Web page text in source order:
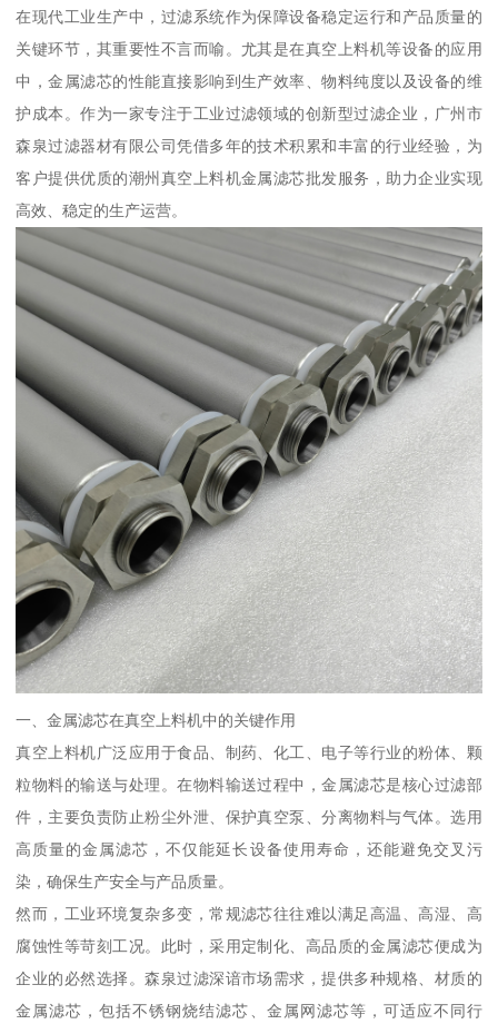
在现代工业生产中，过滤系统作为保障设备稳定运行和产品质量的
关键环节，其重要性不言而喻。尤其是在真空上料机等设备的应用
中，金属滤芯的性能直接影响到生产效率、物料纯度以及设备的维
护成本。作为一家专注于工业过滤领域的创新型过滤企业，广州市
森泉过滤器材有限公司凭借多年的技术积累和丰富的行业经验，为
客户提供优质的潮州真空上料机金属滤芯批发服务，助力企业实现
高效、稳定的生产运营。
一、金属滤芯在真空上料机中的关键作用
真空上料机广泛应用于食品、制药、化工、电子等行业的粉体、颗
粒物料的输送与处理。在物料输送过程中，金属滤芯是核心过滤部
件，主要负责防止粉尘外泄、保护真空泵、分离物料与气体。选用
高质量的金属滤芯，不仅能延长设备使用寿命，还能避免交叉污
染，确保生产安全与产品质量。
然而，工业环境复杂多变，常规滤芯往往难以满足高温、高湿、高
腐蚀性等苛刻工况。此时，采用定制化、高品质的金属滤芯便成为
企业的必然选择。森泉过滤深谙市场需求，提供多种规格、材质的
金属滤芯，包括不锈钢烧结滤芯、金属网滤芯等，可适应不同行